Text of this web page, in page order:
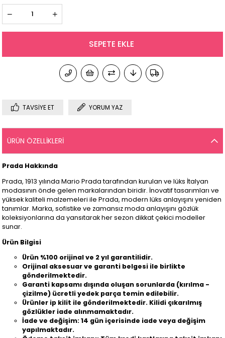
TAVSIYE ET YORUM YAZ
ÜRÜN ÖZELLIKLERI
Prada Hakkında
Prada, 1913 yılında Mario Prada tarafından kurulan ve lüks İtalyan
modasının önde gelen markalarından biridir. İnovatif tasarımları ve
yüksek kaliteli malzemeleri ile Prada, modern lüks anlayışını yeniden
tanımlar. Marka, sofistike ve zamansız moda anlayışını gözlük
koleksiyonlarına da yansıtarak her sezon dikkat çekici modeller
sunar.
Ürün Bilgisi
Ürün %100 orijinal ve 2 yıl garantilidir.
Orijinal aksesuar ve garanti belgesi ile birlikte
gönderilmektedir.
Garanti kapsamı dışında oluşan sorunlarda (kırılma -
çizilme) ücretli yedek parça temin edilebilir.
Ürünler ip kilit ile gönderilmektedir. Kilidi çıkarılmış
gözlükler iade alınmamaktadır.
İade ve değişim: 14 gün içerisinde iade veya değişim
yapılmaktadır.